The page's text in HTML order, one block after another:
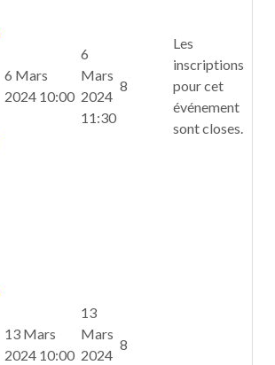
6 Mars
2024 10:00
6
Mars
2024
11:30
8
Les
inscriptions
pour cet
événement
sont closes.
13 Mars
2024 10:00
13
Mars
2024
8